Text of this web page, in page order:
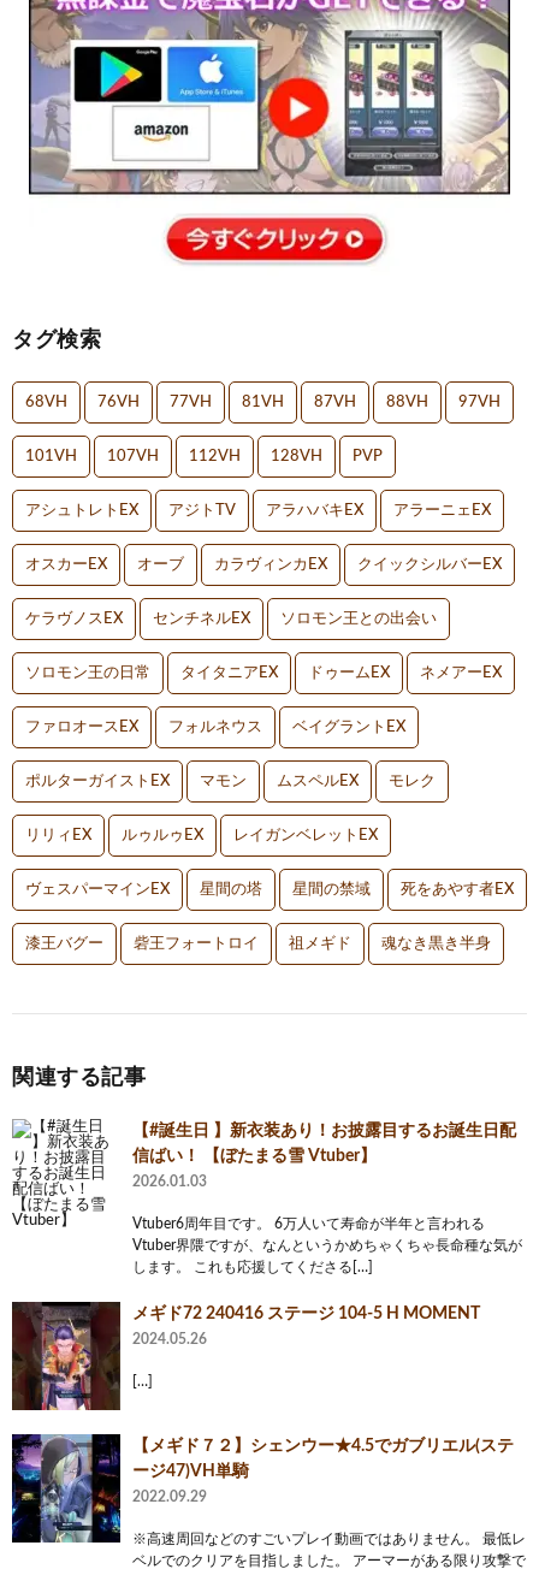
タグ検索
68VH 76VH 77VH 81VH 87VH 88VH 97VH
101VH 107VH 112VH 128VH PVP
アシュトレトEX アジトTV アラハバキEX アラーニェEX
オスカーEX オーブ カラヴィンカEX クイックシルバーEX
ケラヴノスEX センチネルEX ソロモン王との出会い
ソロモン王の日常 タイタニアEX ドゥームEX ネメアーEX
ファロオースEX フォルネウス ベイグラントEX
ポルターガイストEX マモン ムスペルEX モレク
リリィEX ルゥルゥEX レイガンベレットEX
ヴェスパーマインEX 星間の塔 星間の禁域 死をあやす者EX
漆王バグー 砦王フォートロイ 祖メギド 魂なき黒き半身
関連する記事
【#誕生日 】新衣装あり！お披露目するお誕生日配
信ばい！ 【ぼたまる雪 Vtuber】
2026.01.03
Vtuber6周年目です。 6万人いて寿命が半年と言われる
Vtuber界隈ですが、なんというかめちゃくちゃ長命種な気が
します。 これも応援してくださる[…]
メギド72 240416 ステージ 104-5 H MOMENT
2024.05.26
[…]
【メギド７２】シェンウー★4.5でガブリエル(ステ
ージ47)VH単騎
2022.09.29
※高速周回などのすごいプレイ動画ではありません。 最低レ
ベルでのクリアを目指しました。 アーマーがある限り攻撃で